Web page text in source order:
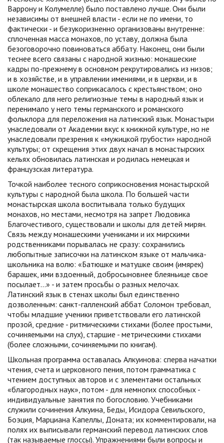
Варрону и Колумелле) было поставлено лучше. Они были
независимы от внешней власти - если не по имени, то
фактически - и безукоризненно организованы внутренне:
сплоченная масса монахов, по уставу, должна была
безоговорочно повиноваться аббату. Наконец, они были
теснее всего связаны с народной жизнью: монашеские
кадры по-прежнему в основном рекрутировались из низов;
и в хозяйстве, и в управлении имениями, и в церкви, и в
школе монашество соприкасалось с крестьянством; оно
облекало для него религиозные темы в народный язык и
перенимало у него темы германского и романского
фольклора для переложения на латинский язык. Монастыри
унаследовали от Академии вкус к книжной культуре, но не
унаследовали презрения к «мужицкой грубости» народной
культуры; от скрещения этих двух начал в монастырских
кельях обновилась латинская и родилась немецкая и
французская литература.
Точкой наиболее тесного соприкосновения монастырской
культуры с народной была школа. По большей части
монастырская школа воспитывала только будущих
монахов, но местами, несмотря на запрет Людовика
Благочестивого, существовали и школы для детей мирян.
Связь между монашескими учениками и их мирскими
родственниками порывалась не сразу: сохранились
любопытные записочки на латинском языке от мальчика-
школьника на волю: «Батюшке и матушке своим (имярек)
барашек, ими вздоенный, добросыновнее блеяньице свое
посылает...» - и затем просьбы о разных мелочах.
Латинский язык в стенах школы был единственно
дозволенным: санкт-галленский аббат Соломон требовал,
чтобы младшие ученики приветствовали его латинской
прозой, средние - ритмическими стихами (более простыми,
сочиняемыми на слух), старшие - метрическими стихами
(более сложными, сочиняемыми по книгам).
Школьная программа оставалась Алкуинова: сперва начатки
чтения, счета и церковного пения, потом грамматика с
чтением доступных авторов и с элементами остальных
«благородных наук», потом - для немногих способных -
индивидуальные занятия по богословию. Учебниками
служили сочинения Алкуина, Беды, Исидора Севильского,
Боэция, Марциана Капеллы, Доната; их комментировали, на
полях их выписывали германский перевод латинских слов
(так называемые глоссы). Упражнениями были вопросы и